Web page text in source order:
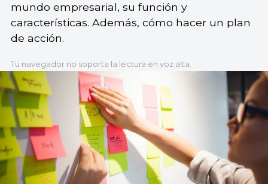
mundo empresarial, su función y
características. Además, cómo hacer un plan
de acción.
Tu navegador no soporta la lectura en voz alta.